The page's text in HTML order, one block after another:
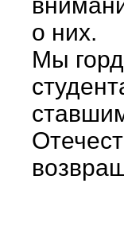
о них.
Мы